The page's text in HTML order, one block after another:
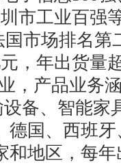
市工业百强
市场排名第
，年出货量
，产品业务
备、智能家
德国、西班
和地区，每